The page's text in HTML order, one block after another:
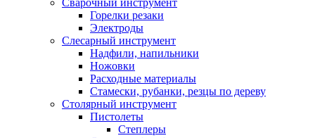
Сварочный инструмент
Горелки резаки
Электроды
Слесарный инструмент
Надфили, напильники
Ножовки
Расходные материалы
Стамески, рубанки, резцы по дереву
Столярный инструмент
Пистолеты
Степлеры